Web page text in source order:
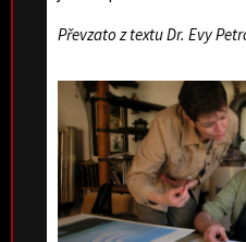
Převzato z textu Dr. Evy